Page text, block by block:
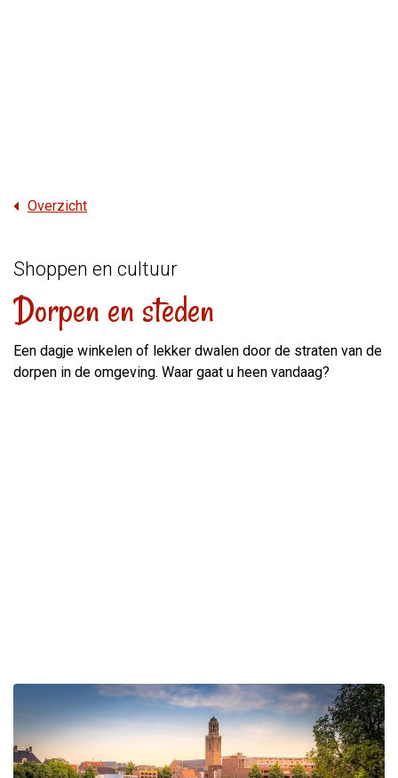
Overzicht
Shoppen en cultuur
Dorpen en steden
Een dagje winkelen of lekker dwalen door de straten van de
dorpen in de omgeving. Waar gaat u heen vandaag?